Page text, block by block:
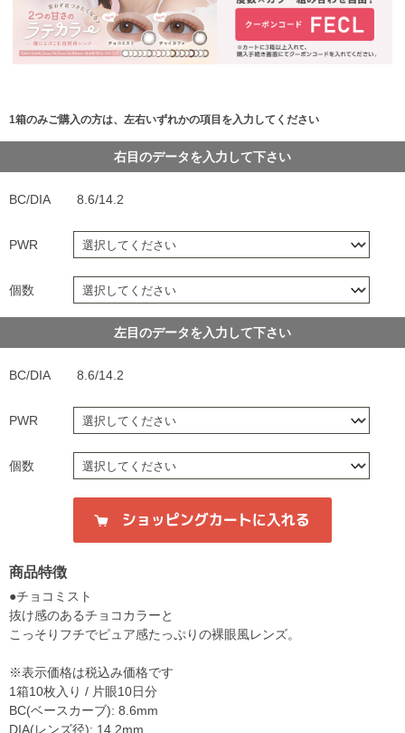
1箱のみご購入の方は、左右いずれかの項目を入力してください
右目のデータを入力して下さい
BC/DIA 8.6/14.2
PWR
個数
左目のデータを入力して下さい
BC/DIA 8.6/14.2
PWR
個数
商品特徴
●チョコミスト
抜け感のあるチョコカラーと
こっそりフチでピュア感たっぷりの裸眼風レンズ。
※表示価格は税込み価格です
1箱10枚入り / 片眼10日分
BC(ベースカーブ): 8.6mm
DIA(レンズ径): 14.2mm